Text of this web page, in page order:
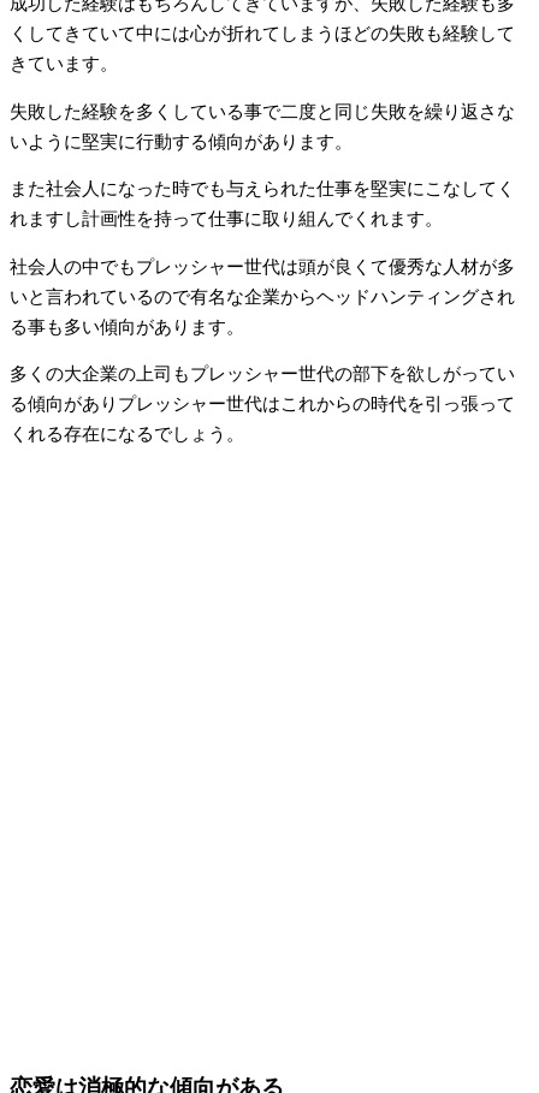
成功した経験はもちろんしてきていますが、失敗した経験も多
くしてきていて中には心が折れてしまうほどの失敗も経験して
きています。
失敗した経験を多くしている事で二度と同じ失敗を繰り返さな
いように堅実に行動する傾向があります。
また社会人になった時でも与えられた仕事を堅実にこなしてく
れますし計画性を持って仕事に取り組んでくれます。
社会人の中でもプレッシャー世代は頭が良くて優秀な人材が多
いと言われているので有名な企業からヘッドハンティングされ
る事も多い傾向があります。
多くの大企業の上司もプレッシャー世代の部下を欲しがってい
る傾向がありプレッシャー世代はこれからの時代を引っ張って
くれる存在になるでしょう。
恋愛は消極的な傾向がある